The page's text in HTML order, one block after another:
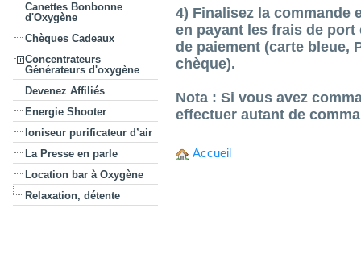
Canettes Bonbonne
d'Oxygène
Chèques Cadeaux
Concentrateurs
Générateurs d'oxygène
Devenez Affiliés
Energie Shooter
Ioniseur purificateur d’air
La Presse en parle
Location bar à Oxygène
Relaxation, détente
4) Finalisez la commande
en payant les frais de
de paiement (carte bleue,
chèque).
Nota : Si vous avez
effectuer autant de
Accueil